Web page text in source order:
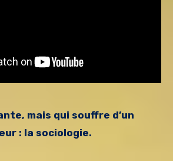
mais qui souffre d’un
: la sociologie.